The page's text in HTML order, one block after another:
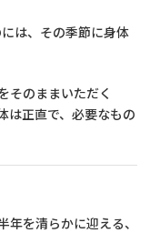
は、その季節に身体
そのままいただく
は正直で、必要なもの
を清らかに迎える、